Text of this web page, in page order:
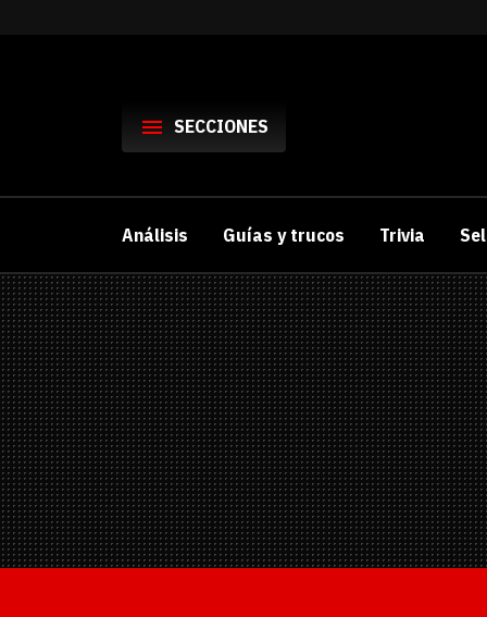
SECCIONES
Análisis Guías y trucos Trivia
Análisis
Guías y trucos
Ranking
Videos
Selección
Trivia
Juegos Online
PC y Portátiles
Monitores
Periféricos
Tarjetas
Auriculares y
Mandos y
Todo